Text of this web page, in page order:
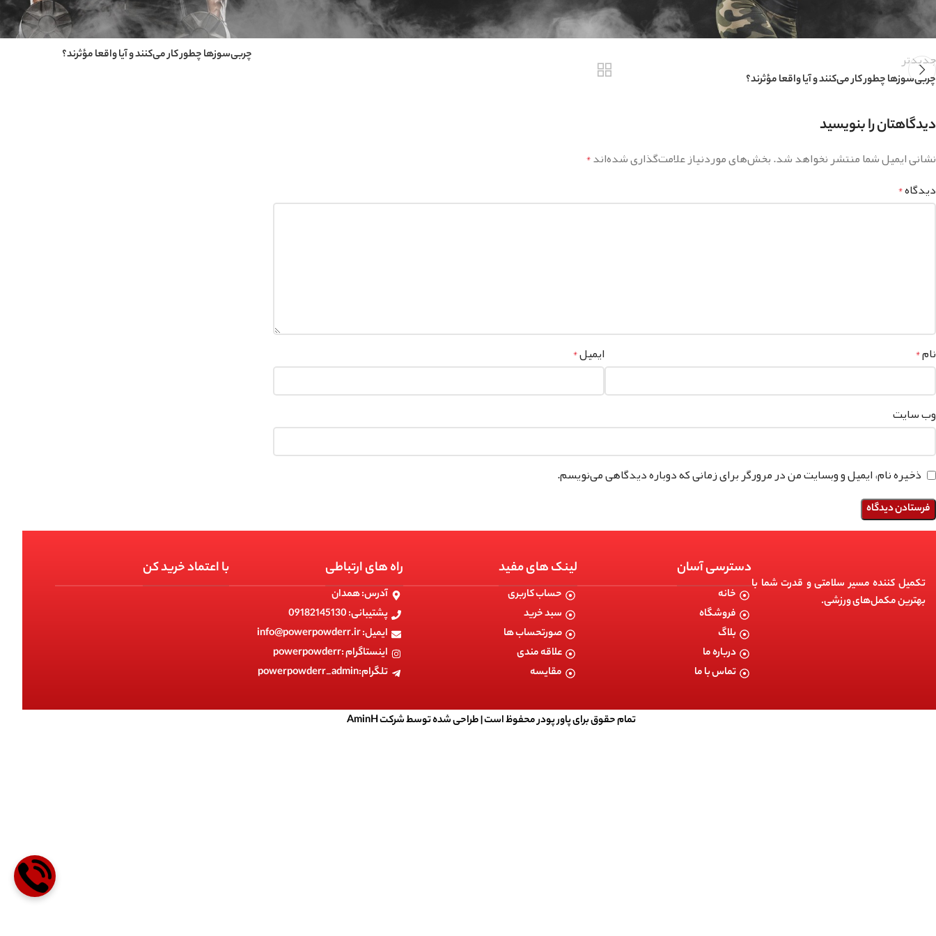
جدیدتر
چربی‌سوزها چطور کار می‌کنند و آیا واقعا مؤثرند؟
دیدگاهتان را بنویسید
نشانی ایمیل شما منتشر نخواهد شد.بخش‌های موردنیاز علامت‌گذاری شده‌اند*
دیدگاه*
نام* ایمیل*
وب‌ سایت
ذخیره نام، ایمیل و وبسایت من در مرورگر برای زمانی که دوباره دیدگاهی می‌نویسم.
پروتئین وی چیست و چرا بدنسازها عاشقش هستند؟
چربی‌سوزها چطور کار می‌کنند و آیا واقعا مؤثرند؟
تکمیل کننده مسیر سلامتی و قدرت شما با
بهترین مکمل‌های ورزشی.
دسترسی آسان
خانه
فروشگاه
بلاگ
درباره ما
تماس با ما
لینک های مفید
حساب کاربری
سبد خرید
صورتحساب ها
علاقه مندی
مقایسه
راه های ارتباطی
آدرس: همدان
پشتیبانی: 09182145130
ایمیل: info@powerpowderr.ir
اینستاگرام :powerpowderr
تلگرام:powerpowderr_admin
با اعتماد خرید کن
تمام حقوق برای پاور پودر محفوظ است |طراحی شده توسط شرکت AminH